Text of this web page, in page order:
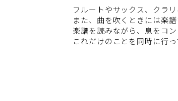
フルートやサックス、クラ
また、曲を吹くときには楽
楽譜を読みながら、息をコ
これだけのことを同時に行